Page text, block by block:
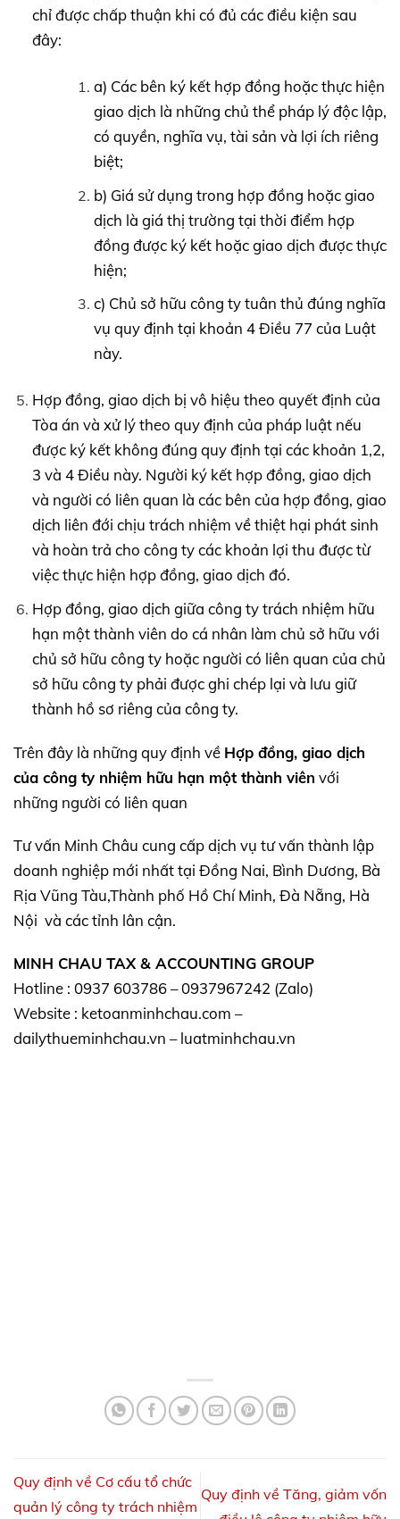
chỉ được chấp thuận khi có đủ các điều kiện sau
đây:
a) Các bên ký kết hợp đồng hoặc thực hiện
giao dịch là những chủ thể pháp lý độc lập,
có quyền, nghĩa vụ, tài sản và lợi ích riêng
biệt;
b) Giá sử dụng trong hợp đồng hoặc giao
dịch là giá thị trường tại thời điểm hợp
đồng được ký kết hoặc giao dịch được thực
hiện;
c) Chủ sở hữu công ty tuân thủ đúng nghĩa
vụ quy định tại khoản 4 Điều 77 của Luật
này.
Hợp đồng, giao dịch bị vô hiệu theo quyết định của
Tòa án và xử lý theo quy định của pháp luật nếu
được ký kết không đúng quy định tại các khoản 1,2,
3 và 4 Điều này. Người ký kết hợp đồng, giao dịch
và người có liên quan là các bên của hợp đồng, giao
dịch liên đới chịu trách nhiệm về thiệt hại phát sinh
và hoàn trả cho công ty các khoản lợi thu được từ
việc thực hiện hợp đồng, giao dịch đó.
Hợp đồng, giao dịch giữa công ty trách nhiệm hữu
hạn một thành viên do cá nhân làm chủ sở hữu với
chủ sở hữu công ty hoặc người có liên quan của chủ
sở hữu công ty phải được ghi chép lại và lưu giữ
thành hồ sơ riêng của công ty.
Trên đây là những quy định về Hợp đồng, giao dịch
của công ty nhiệm hữu hạn một thành viên với
những người có liên quan
Tư vấn Minh Châu cung cấp dịch vụ tư vấn thành lập
doanh nghiệp mới nhất tại Đồng Nai, Bình Dương, Bà
Rịa Vũng Tàu,Thành phố Hồ Chí Minh, Đà Nẵng, Hà
Nội và các tỉnh lân cận.
MINH CHAU TAX & ACCOUNTING GROUP
Hotline : 0937 603786 – 0937967242 (Zalo)
Website : ketoanminhchau.com –
dailythueminhchau.vn – luatminhchau.vn
Quy định về Cơ cấu tổ chức
quản lý công ty trách nhiệm
Quy định về Tăng, giảm vốn